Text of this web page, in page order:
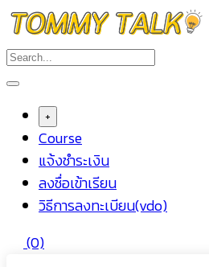
Skip
to
content
+
Course
แจ้งชำระเงิน
ลงชื่อเข้าเรียน
วิธีการลงทะเบียน(vdo)
(0)